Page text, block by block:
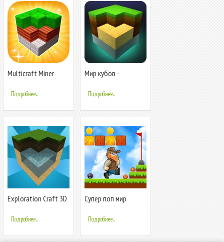
Multicraft Miner
Подробнее...
Мир кубов -
Craft
Подробнее...
Exploration Craft 3D
Подробнее...
Cупер поп мир
Подробнее...